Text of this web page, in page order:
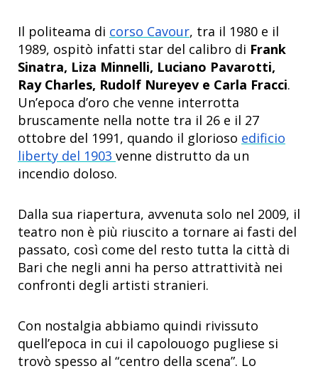
Il politeama di corso Cavour, tra il 1980 e il
1989, ospitò infatti star del calibro di Frank
Sinatra, Liza Minnelli, Luciano Pavarotti,
Ray Charles, Rudolf Nureyev e Carla Fracci.
Un’epoca d’oro che venne interrotta
bruscamente nella notte tra il 26 e il 27
ottobre del 1991, quando il glorioso edificio
liberty del 1903 venne distrutto da un
incendio doloso.
Dalla sua riapertura, avvenuta solo nel 2009, il
teatro non è più riuscito a tornare ai fasti del
passato, così come del resto tutta la città di
Bari che negli anni ha perso attrattività nei
confronti degli artisti stranieri.
Con nostalgia abbiamo quindi rivissuto
quell’epoca in cui il capolouogo pugliese si
trovò spesso al “centro della scena”. Lo